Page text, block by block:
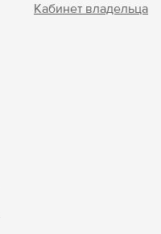
Кабинет владельца